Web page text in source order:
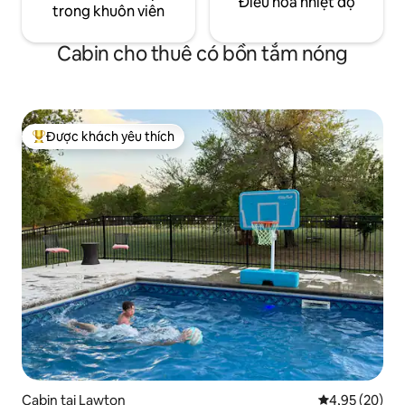
trong khuôn viên
Cabin cho thuê có bồn tắm nóng
Được khách yêu thích nhất
Được khách yêu thích
Cabin tại Lawton Xếp hạng
4,95 (20)